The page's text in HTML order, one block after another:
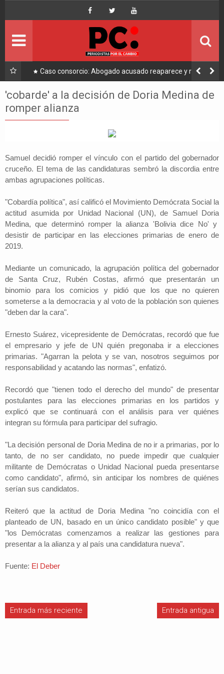
Caso consorcio: Abogado acusado reaparece y ratifica
su denuncia contra Coaquira
'cobarde' a la decisión de Doria Medina de
romper alianza
Samuel decidió romper el vínculo con el partido del gobernador
cruceño. El tema de las candidaturas sembró la discordia entre
ambas agrupaciones políticas.
"Cobardía política", así calificó el Movimiento Demócrata Social la
actitud asumida por Unidad Nacional (UN), de Samuel Doria
Medina, que determinó romper la alianza 'Bolivia dice No' y
desistir de participar en las elecciones primarias de enero de
2019.
Mediante un comunicado, la agrupación política del gobernador
de Santa Cruz, Rubén Costas, afirmó que presentarán un
binomio para los comicios y pidió que los que no quieren
someterse a la democracia y al voto de la población son quienes
"deben dar la cara".
Ernesto Suárez, vicepresidente de Demócratas, recordó que fue
el empresario y jefe de UN quién pregonaba ir a elecciones
primarias. "Agarran la pelota y se van, nosotros seguimos por
responsabilidad y acatando las normas", enfatizó.
Recordó que "tienen todo el derecho del mundo" de presentar
postulantes para las elecciones primarias en los partidos y
explicó que se continuará con el análisis para ver quiénes
integran su fórmula para participar del sufragio.
"La decisión personal de Doria Medina de no ir a primarias, por lo
tanto, de no ser candidato, no puede impedir que cualquier
militante de Demócratas o Unidad Nacional pueda presentarse
como candidato", afirmó, sin anticipar los nombres de quiénes
serían sus candidatos.
Reiteró que la actitud de Doria Medina "no coincidía con el
planteado de UN, basado en un único candidato posible" y que
"los Demócratas comenzamos a realizar las gestiones para
presentar a la alianza y al país una candidatura nueva".
Fuente: El Deber
Entrada más reciente Entrada antigua
Portada
Ultimo
Economía
Nacional